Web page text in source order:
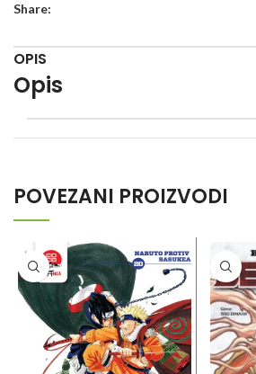
Share:
OPIS
Opis
POVEZANI PROIZVODI